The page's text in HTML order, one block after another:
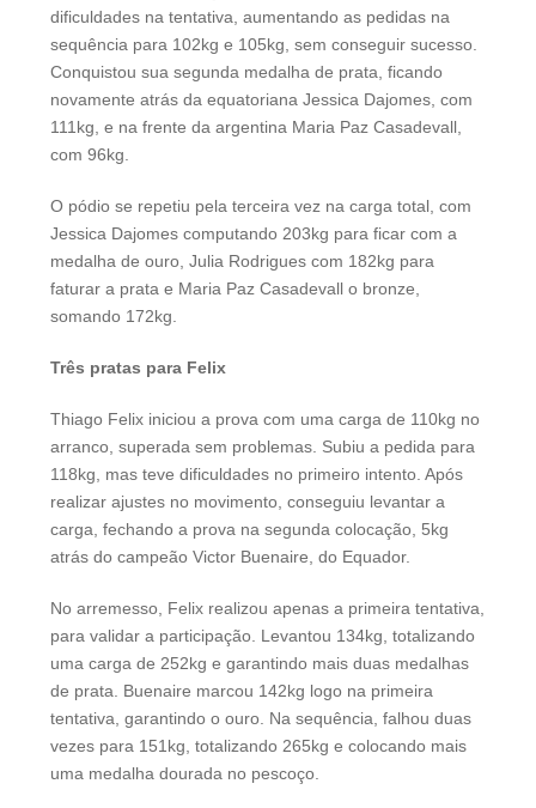
dificuldades na tentativa, aumentando as pedidas na
sequência para 102kg e 105kg, sem conseguir sucesso.
Conquistou sua segunda medalha de prata, ficando
novamente atrás da equatoriana Jessica Dajomes, com
111kg, e na frente da argentina Maria Paz Casadevall,
com 96kg.
O pódio se repetiu pela terceira vez na carga total, com
Jessica Dajomes computando 203kg para ficar com a
medalha de ouro, Julia Rodrigues com 182kg para
faturar a prata e Maria Paz Casadevall o bronze,
somando 172kg.
Três pratas para Felix
Thiago Felix iniciou a prova com uma carga de 110kg no
arranco, superada sem problemas. Subiu a pedida para
118kg, mas teve dificuldades no primeiro intento. Após
realizar ajustes no movimento, conseguiu levantar a
carga, fechando a prova na segunda colocação, 5kg
atrás do campeão Victor Buenaire, do Equador.
No arremesso, Felix realizou apenas a primeira tentativa,
para validar a participação. Levantou 134kg, totalizando
uma carga de 252kg e garantindo mais duas medalhas
de prata. Buenaire marcou 142kg logo na primeira
tentativa, garantindo o ouro. Na sequência, falhou duas
vezes para 151kg, totalizando 265kg e colocando mais
uma medalha dourada no pescoço.